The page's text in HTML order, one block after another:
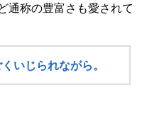
通称の豊富さも愛されて
いじられながら。